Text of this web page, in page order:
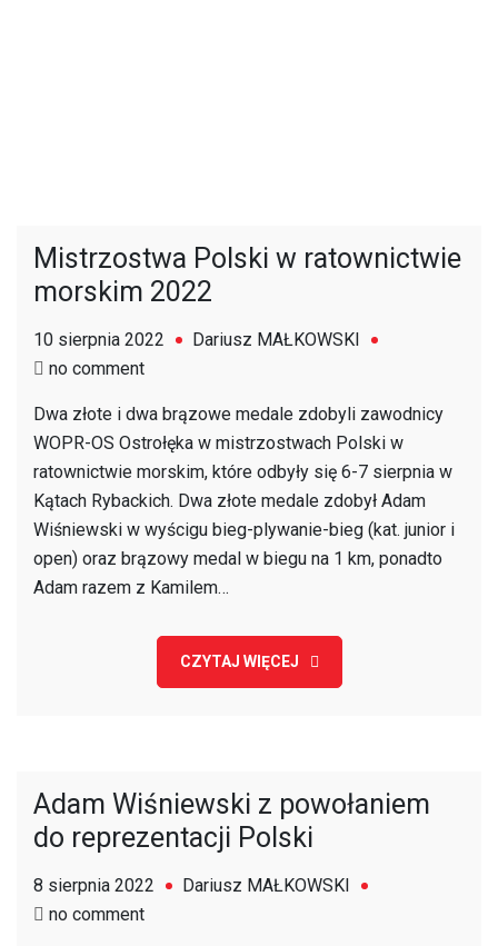
Mistrzostwa Polski w ratownictwie
morskim 2022
10 sierpnia 2022
Dariusz MAŁKOWSKI
no commenton
Polski
w
ratownictwie
morskim
2022
Dwa złote i dwa brązowe medale zdobyli zawodnicy
WOPR-OS Ostrołęka w mistrzostwach Polski w
ratownictwie morskim, które odbyły się 6-7 sierpnia w
Kątach Rybackich. Dwa złote medale zdobył Adam
Wiśniewski w wyścigu bieg-plywanie-bieg (kat. junior i
open) oraz brązowy medal w biegu na 1 km, ponadto
Adam razem z Kamilem…
CZYTAJ WIĘCEJ
Adam Wiśniewski z powołaniem
do reprezentacji Polski
8 sierpnia 2022
Dariusz MAŁKOWSKI
no commenton